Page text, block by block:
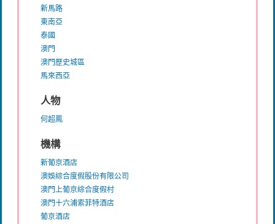
新馬路
東南亞
泰國
澳門
澳門歷史城區
馬來西亞
人物
何超鳳
機構
新葡京酒店
澳娛綜合度假股份有限公司
澳門上葡京綜合度假村
澳門十六浦索菲特酒店
葡京酒店